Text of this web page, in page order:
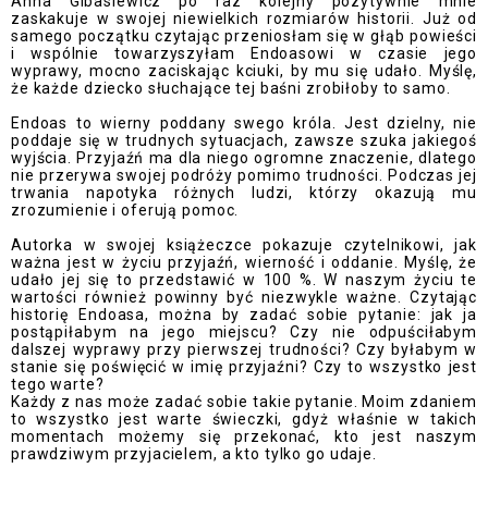
zaskakuje w swojej niewielkich rozmiarów historii. Już od
samego początku czytając przeniosłam się w głąb powieści
i wspólnie towarzyszyłam Endoasowi w czasie jego
wyprawy, mocno zaciskając kciuki, by mu się udało. Myślę,
że każde dziecko słuchające tej baśni zrobiłoby to samo.
Endoas to wierny poddany swego króla. Jest dzielny, nie
poddaje się w trudnych sytuacjach, zawsze szuka jakiegoś
wyjścia. Przyjaźń ma dla niego ogromne znaczenie, dlatego
nie przerywa swojej podróży pomimo trudności. Podczas jej
trwania napotyka różnych ludzi, którzy okazują mu
zrozumienie i oferują pomoc.
Autorka w swojej książeczce pokazuje czytelnikowi, jak
ważna jest w życiu przyjaźń, wierność i oddanie. Myślę, że
udało jej się to przedstawić w 100 %. W naszym życiu te
wartości również powinny być niezwykle ważne. Czytając
historię Endoasa, można by zadać sobie pytanie: jak ja
postąpiłabym na jego miejscu? Czy nie odpuściłabym
dalszej wyprawy przy pierwszej trudności? Czy byłabym w
stanie się poświęcić w imię przyjaźni? Czy to wszystko jest
tego warte?
Każdy z nas może zadać sobie takie pytanie. Moim zdaniem
to wszystko jest warte świeczki, gdyż właśnie w takich
momentach możemy się przekonać, kto jest naszym
prawdziwym przyjacielem, a kto tylko go udaje.